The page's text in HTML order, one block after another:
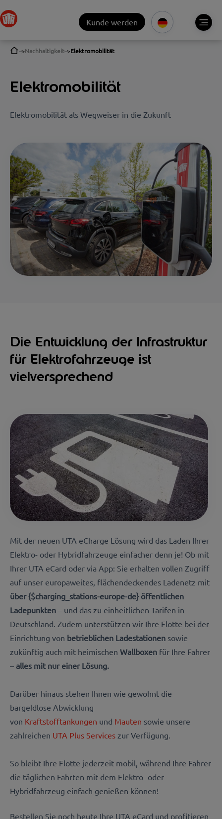
Kunde werden
Nachhaltigkeit Elektromobilität
Elektromobilität
Elektromobilität als Wegweiser in die Zukunft
Die Entwicklung der Infrastruktur
für Elektrofahrzeuge ist
vielversprechend
Mit der neuen UTA eCharge Lösung wird das Laden Ihrer
Elektro- oder Hybridfahrzeuge einfacher denn je! Ob mit
Ihrer UTA eCard oder via App: Sie erhalten vollen Zugriff
auf unser europaweites, flächendeckendes Ladenetz mit
über{$charging_stations-europe-de} öffentlichen
Ladepunkten – und das zu einheitlichen Tarifen in
Deutschland. Zudem unterstützen wir Ihre Flotte bei der
Einrichtung von betrieblichen Ladestationen sowie
zukünftig auch mit heimischen Wallboxen für Ihre Fahrer
– alles mit nur einer Lösung.
Darüber hinaus stehen Ihnen wie gewohnt die
bargeldlose Abwicklung
von Kraftstofftankungen und Mauten sowie unsere
zahlreichen UTA Plus Services zur Verfügung.
So bleibt Ihre Flotte jederzeit mobil, während Ihre Fahrer
die täglichen Fahrten mit dem Elektro- oder
Hybridfahrzeug einfach genießen können!
Bestellen Sie noch heute Ihre UTA eCard und profitieren